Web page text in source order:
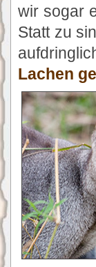
wir sogar
Statt zu
Lachen